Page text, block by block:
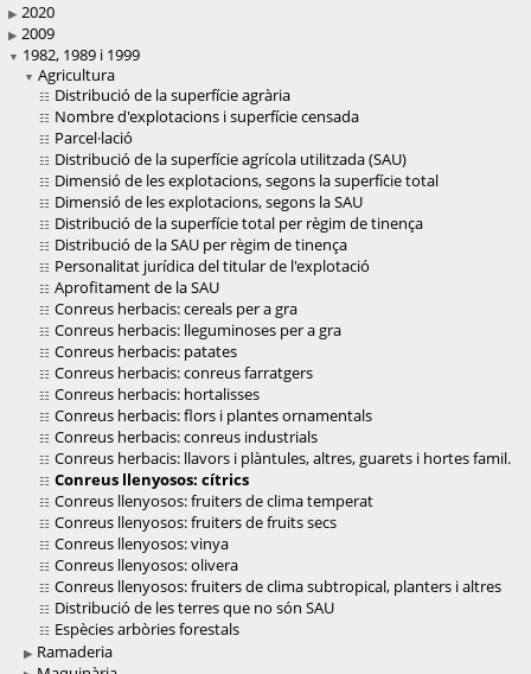
2020
2009
1982, 1989 i 1999
Agricultura
Distribució de la superfície agrària
Nombre d'explotacions i superfície censada
Parcel·lació
Distribució de la superfície agrícola utilitzada (SAU)
Dimensió de les explotacions, segons la superfície total
Dimensió de les explotacions, segons la SAU
Distribució de la superfície total per règim de tinença
Distribució de la SAU per règim de tinença
Personalitat jurídica del titular de l'explotació
Aprofitament de la SAU
Conreus herbacis: cereals per a gra
Conreus herbacis: lleguminoses per a gra
Conreus herbacis: patates
Conreus herbacis: conreus farratgers
Conreus herbacis: hortalisses
Conreus herbacis: flors i plantes ornamentals
Conreus herbacis: conreus industrials
Conreus herbacis: llavors i plàntules, altres, guarets i hortes famil.
Conreus llenyosos: cítrics
Conreus llenyosos: fruiters de clima temperat
Conreus llenyosos: fruiters de fruits secs
Conreus llenyosos: vinya
Conreus llenyosos: olivera
Conreus llenyosos: fruiters de clima subtropical, planters i altres
Distribució de les terres que no són SAU
Espècies arbòries forestals
Ramaderia